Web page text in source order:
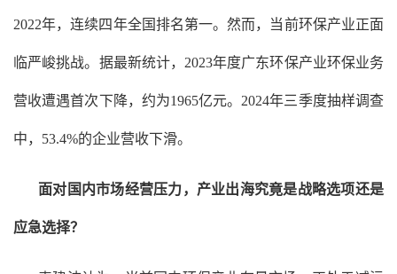
2022年，连续四年全国排名第一。然而，当前环保产业正面
临严峻挑战。据最新统计，2023年度广东环保产业环保业务
营收遭遇首次下降，约为1965亿元。2024年三季度抽样调查
中，53.4%的企业营收下滑。
面对国内市场经营压力，产业出海究竟是战略选项还是
应急选择？